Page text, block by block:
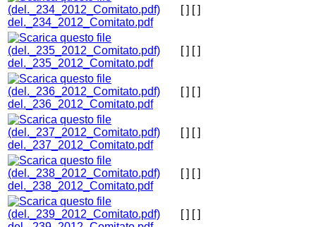
del._234_2012_Comitato.pdf
[ ] [ ]
del._235_2012_Comitato.pdf
[ ] [ ]
del._236_2012_Comitato.pdf
[ ] [ ]
del._237_2012_Comitato.pdf
[ ] [ ]
del._238_2012_Comitato.pdf
[ ] [ ]
[ ] [ ]